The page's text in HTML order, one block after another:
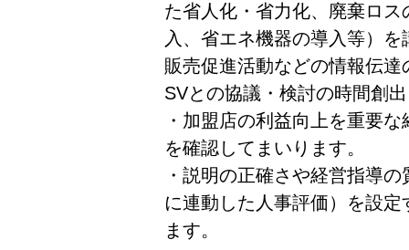
た省人化・省力化、廃棄ロ
入、省エネ機器の導入等）
販売促進活動などの情報伝
SVとの協議・検討の時間創
・加盟店の利益向上を重要
を確認してまいります。
・説明の正確さや経営指導
に連動した人事評価）を設
ます。